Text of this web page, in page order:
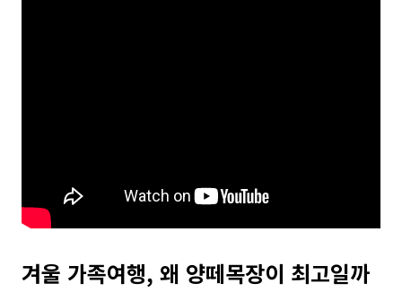
겨울 가족여행, 왜 양떼목장이 최고일까